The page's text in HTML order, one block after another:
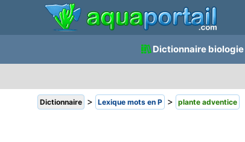
Dictionnaire biologie
Dictionnaire > Lexique mots en P > plante adventice